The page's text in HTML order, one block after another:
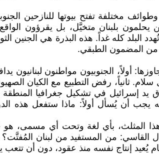
بلبنان متخيَّل، بل يقرؤون
البلد كله غداً. هذه البذرة هي الجنين
من المضمون الطبقي.
أولاً، الجنوبيون مواطنون لبنانيون
ثانياً، رفض التطبيع مع الكيان
يد إسرائيل في تشكيل جغرافيا
يجب أن يُسأل أولاً: ماذا ستفعل هذه
هذا المثلث، بأي لغة وتحت أي
القاسي: من المستفيد من لبنان
إنتاج نفسه منذ عقود، دون أن تتعب